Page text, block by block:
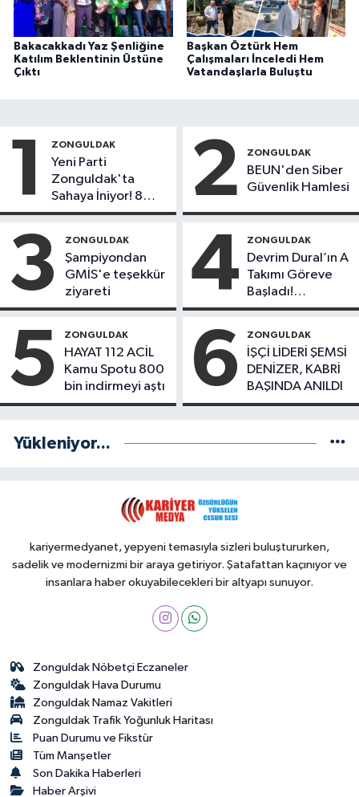
Bakacakkadı Yaz Şenliğine
Katılım Beklentinin Üstüne
Çıktı
Başkan Öztürk Hem
Çalışmaları İnceledi Hem
Vatandaşlarla Buluştu
1 ZONGULDAK
Yeni Parti
Zonguldak'ta
Sahaya İniyor! 8
İlçede Kurucu
Başladı
2 ZONGULDAK
BEUN'den Siber
Güvenlik Hamlesi
3 ZONGULDAK
Şampiyondan
GMİS'e teşekkür
ziyareti
4 ZONGULDAK
Devrim Dural’ın A
Takımı Göreve
Başladı!
Yönetimde
5 ZONGULDAK
HAYAT 112 ACİL
Kamu Spotu 800
bin indirmeyi aştı
6 ZONGULDAK
İŞÇİ LİDERİ ŞEMSİ
DENİZER, KABRİ
BAŞINDA ANILDI
Yükleniyor...
kariyermedyanet, yepyeni temasıyla sizleri buluştururken,
sadelik ve modernizmi bir araya getiriyor. Şatafattan kaçınıyor ve
insanlara haber okuyabilecekleri bir altyapı sunuyor.
Zonguldak Nöbetçi Eczaneler
Zonguldak Hava Durumu
Zonguldak Namaz Vakitleri
Zonguldak Trafik Yoğunluk Haritası
Puan Durumu ve Fikstür
Tüm Manşetler
Son Dakika Haberleri
Haber Arşivi